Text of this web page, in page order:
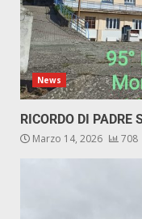
News
RICORDO DI PADRE
Marzo 14, 2026 708